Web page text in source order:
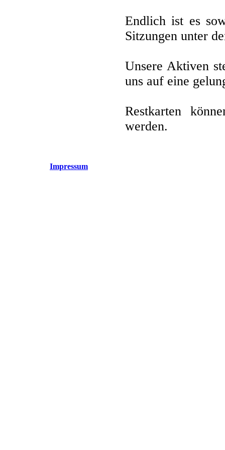
Endlich ist es
Sitzungen unter
Unsere Aktiven
uns auf eine
Restkarten
werden.
Impressum